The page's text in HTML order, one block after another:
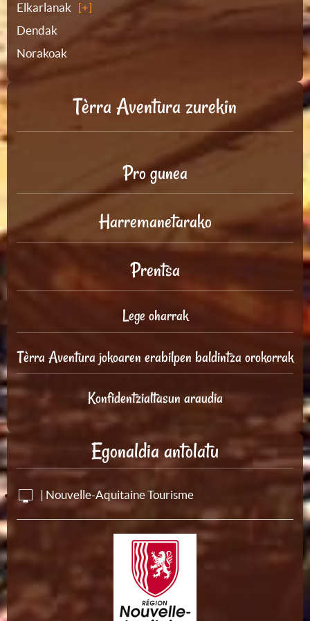
Elkarlanak
Dendak
Norakoak
Tèrra Aventura zurekin
Pro gunea
Harremanetarako
Prentsa
Lege oharrak
Tèrra Aventura jokoaren erabilpen baldintza orokorrak
Konfidentzialtasun araudia
Egonaldia antolatu
| Nouvelle-Aquitaine Tourisme